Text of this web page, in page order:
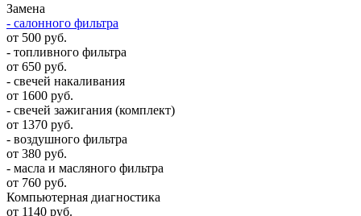
Замена
- салонного фильтра
от 500 руб.
- топливного фильтра
от 650 руб.
- свечей накаливания
от 1600 руб.
- свечей зажигания (комплект)
от 1370 руб.
- воздушного фильтра
от 380 руб.
- масла и масляного фильтра
от 760 руб.
Компьютерная диагностика
от 1140 руб.